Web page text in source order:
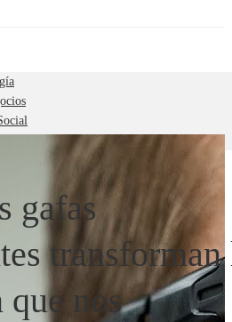
gafas
transforman
que nos